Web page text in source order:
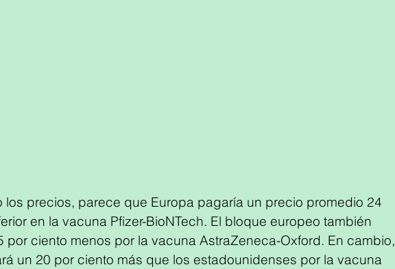
los precios, parece que Europa pagaría un precio promedio 24
en la vacuna Pfizer-BioNTech. El bloque europeo también
por ciento menos por la vacuna AstraZeneca-Oxford. En cambio,
un 20 por ciento más que los estadounidenses por la vacuna